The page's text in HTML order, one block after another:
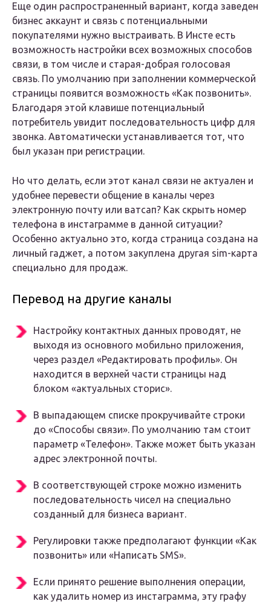
Еще один распространенный вариант, когда заведен
бизнес аккаунт и связь с потенциальными
покупателями нужно выстраивать. В Инсте есть
возможность настройки всех возможных способов
связи, в том числе и старая-добрая голосовая
связь. По умолчанию при заполнении коммерческой
страницы появится возможность «Как позвонить».
Благодаря этой клавише потенциальный
потребитель увидит последовательность цифр для
звонка. Автоматически устанавливается тот, что
был указан при регистрации.
Но что делать, если этот канал связи не актуален и
удобнее перевести общение в каналы через
электронную почту или ватсап? Как скрыть номер
телефона в инстаграмме в данной ситуации?
Особенно актуально это, когда страница создана на
личный гаджет, а потом закуплена другая sim-карта
специально для продаж.
Перевод на другие каналы
Настройку контактных данных проводят, не
выходя из основного мобильно приложения,
через раздел «Редактировать профиль». Он
находится в верхней части страницы над
блоком «актуальных сторис».
В выпадающем списке прокручивайте строки
до «Способы связи». По умолчанию там стоит
параметр «Телефон». Также может быть указан
адрес электронной почты.
В соответствующей строке можно изменить
последовательность чисел на специально
созданный для бизнеса вариант.
Регулировки также предполагают функции «Как
позвонить» или «Написать SMS».
Если принято решение выполнения операции,
как удалить номер из инстаграмма, эту графу